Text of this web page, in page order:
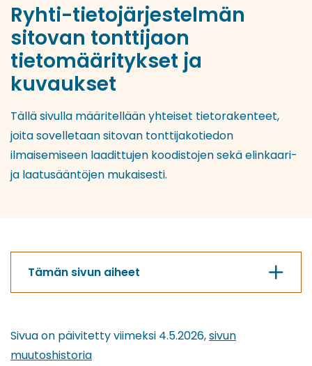
Ryhti-tietojärjestelmän
sitovan tonttijaon
tietomääritykset ja
kuvaukset
Tällä sivulla määritellään yhteiset tietorakenteet,
joita sovelletaan sitovan tonttijakotiedon
ilmaisemiseen laadittujen koodistojen sekä elinkaari-
ja laatusääntöjen mukaisesti.
Tämän sivun aiheet
Sivua on päivitetty viimeksi 4.5.2026,sivun
muutoshistoria